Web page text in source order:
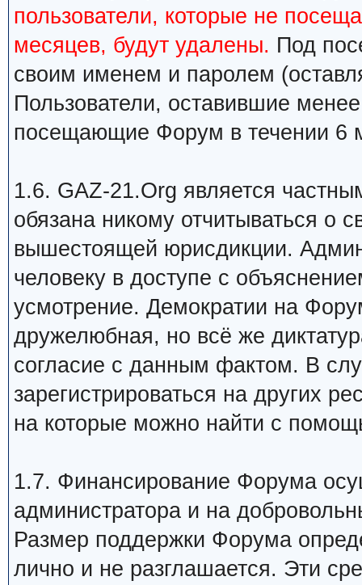
пользователи, которые не
месяцев, будут удалены. Под
своим именем и паролем
Пользователи, оставившие
посещающие Форум в течении 6
1.6. GAZ-21.Org является
обязана никому отчитываться о
вышестоящей юрисдикции.
человеку в доступе с
усмотрение. Демократии на
дружелюбная, но всё же
согласие с данным фактом. В
зарегистрироваться на других
на которые можно найти с
1.7. Финансирование Форума
администратора и на
Размер поддержки Форума
лично и не разглашается. Эти